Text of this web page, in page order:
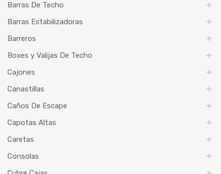
Barras De Techo
Barras Estabilizadoras
Barreros
Boxes y Valijas De Techo
Cajones
Canastillas
Caños De Escape
Capotas Altas
Caretas
Consolas